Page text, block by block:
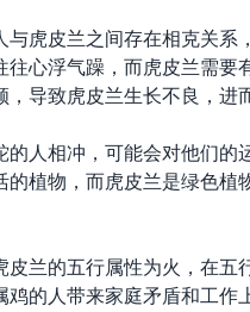
皮兰之间存在相克关系
心浮气躁，而虎皮兰需要
导致虎皮兰生长不良，进
相冲，可能会对他们的
植物，而虎皮兰是绿色植
的五行属性为火，在五
的人带来家庭矛盾和工作